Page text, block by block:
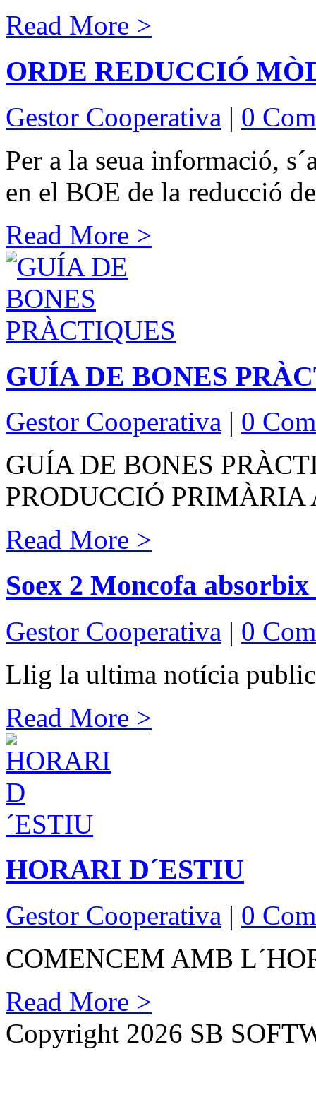
Read More >
ORDE REDUCCIÓ
Gestor Cooperativa | 0
Per a la seua informació,
en el BOE de la reducció
Read More >
GUÍA DE BONES
Gestor Cooperativa | 0
GUÍA DE BONES
PRODUCCIÓ PRIMÀRIA
Read More >
Soex 2 Moncofa
Gestor Cooperativa | 0
Llig la ultima notícia
Read More >
HORARI D´ESTIU
Gestor Cooperativa | 0
COMENCEM AMB
Read More >
Copyright 2026 SB